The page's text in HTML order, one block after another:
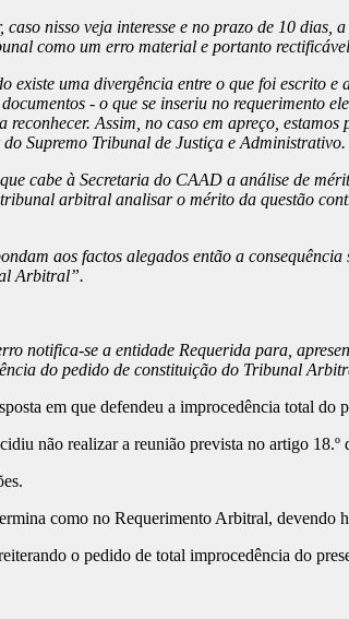
caso nisso veja interesse e no prazo de 10
como um erro material e portanto
existe uma divergência entre o que foi escrito
- o que se inseriu no requerimento
Assim, no caso em apreço,
Supremo Tribunal de Justiça e Administrativo.
cabe à Secretaria do CAAD a análise de
arbitral analisar o mérito da questão
aos factos alegados então a
Arbitral”.
notifica-se a entidade Requerida para,
do pedido de constituição do Tribunal
em que defendeu a improcedência total do
não realizar a reunião prevista no artigo 18.º
como no Requerimento Arbitral, devendo
o pedido de total improcedência do